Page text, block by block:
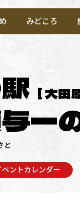
みどころ
[ 大田
一
と
ベントカレンダー